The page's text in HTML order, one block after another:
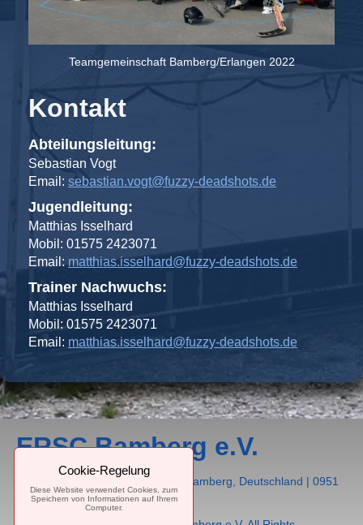
Teamgemeinschaft Bamberg/Erlangen 2022
Kontakt
Abteilungsleitung:
Sebastian Vogt
Email: sebastian.vogt@fuzzy-deadshots.de
Jugendleitung:
Matthias Isselhard
Mobil: 01575 2423071
Email: matthias.isselhard@fuzzy-deadshots.de
Trainer Nachwuchs:
Matthias Isselhard
Mobil: 01575 2423071
Email: matthias.isselhard@fuzzy-deadshots.de
ERSC Bamberg e.V.
Pödeldorfer Straße 180d, 96050 Bamberg, Deutschland | 0951
14577 |info@ersc-bamberg.de
Cookie-Regelung
Diese Website verwendet Cookies, zum
Speichern von Informationen auf Ihrem
Computer.